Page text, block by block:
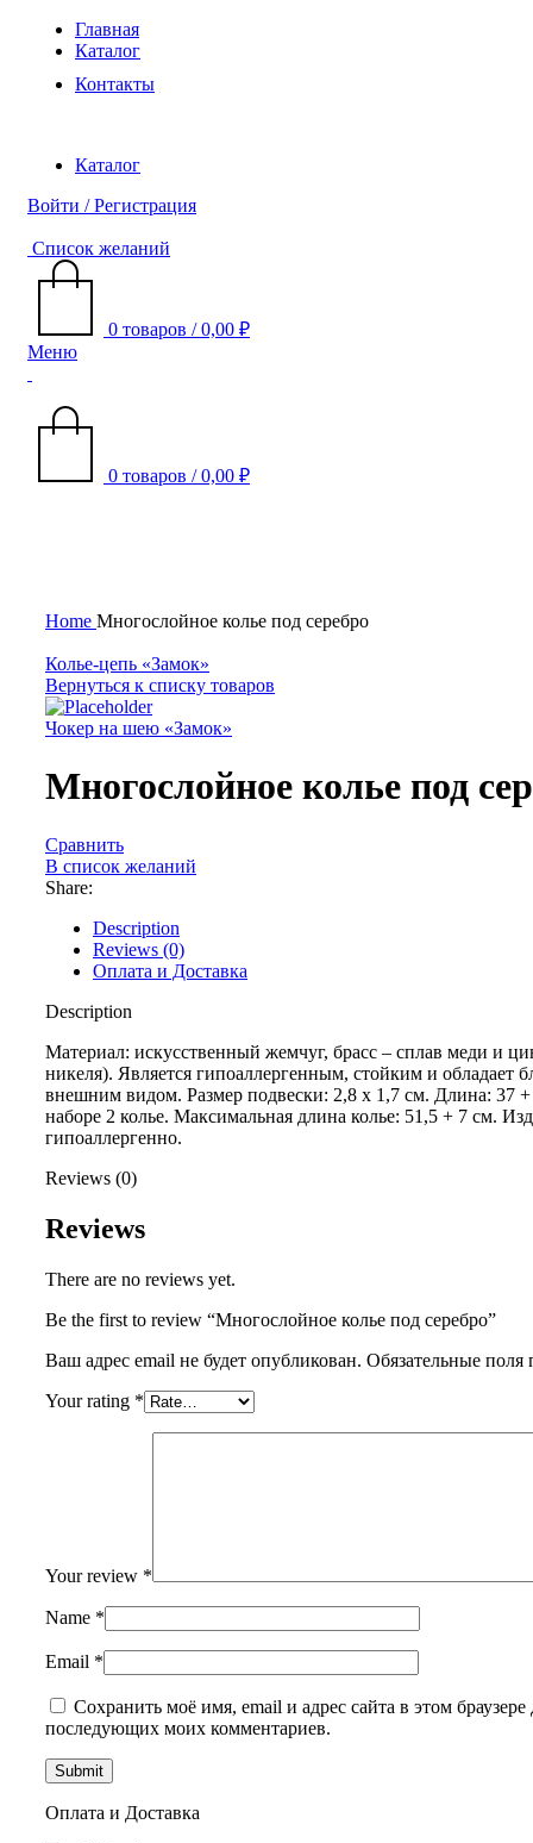
Главная
Каталог
Контакты
Каталог
Войти / Регистрация
Список желаний
0 товаров / 0,00 ₽
Меню
0 товаров / 0,00 ₽
Home Многослойное колье под серебро
Колье-цепь «Замок»
Вернуться к списку товаров
Чокер на шею «Замок»
Многослойное колье под
Сравнить
В список желаний
Share:
Description
Reviews (0)
Оплата и Доставка
Description
Материал: искусственный жемчуг, брасс – сплав меди и
никеля). Является гипоаллергенным, стойким и обладает
внешним видом. Размер подвески: 2,8 x 1,7 см. Длина: 37
наборе 2 колье. Максимальная длина колье: 51,5 + 7 см.
гипоаллергенно.
Reviews (0)
Reviews
There are no reviews yet.
Be the first to review “Многослойное колье под серебро”
Ваш адрес email не будет опубликован. Обязательные
Your rating *
Your review *
Name *
Email *
Сохранить моё имя, email и адрес сайта в этом браузере
последующих моих комментариев.
Оплата и Доставка